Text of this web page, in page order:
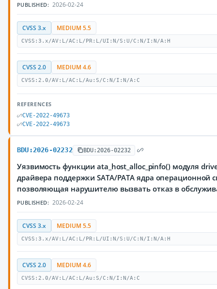
PUBLISHED: 2026-02-24
CVSS 3.x MEDIUM 5.5
CVSS:3.x/AV:L/AC:L/PR:L/UI:N/S:U/C:N/I:N/A:H
CVSS 2.0 MEDIUM 4.6
CVSS:2.0/AV:L/AC:L/Au:S/C:N/I:N/A:C
REFERENCES
CVE-2022-49673
CVE-2022-49673
BDU:2026-02232 BDU:2026-02232
Уязвимость функции ata_host_alloc_pinfo() модуля
драйвера поддержки SATA/PATA ядра операционной
позволяющая нарушителю вызвать отказ в
PUBLISHED: 2026-02-24
CVSS 3.x MEDIUM 5.5
CVSS:3.x/AV:L/AC:L/PR:L/UI:N/S:U/C:N/I:N/A:H
CVSS 2.0 MEDIUM 4.6
CVSS:2.0/AV:L/AC:L/Au:S/C:N/I:N/A:C